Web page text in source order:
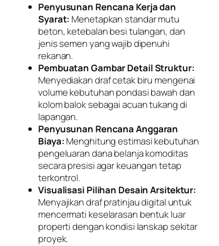
Penyusunan Rencana Kerja dan
Syarat: Menetapkan standar mutu
beton, ketebalan besi tulangan, dan
jenis semen yang wajib dipenuhi
rekanan.
Pembuatan Gambar Detail Struktur:
Menyediakan draf cetak biru mengenai
volume kebutuhan pondasi bawah dan
kolom balok sebagai acuan tukang di
lapangan.
Penyusunan Rencana Anggaran
Biaya:Menghitung estimasi kebutuhan
pengeluaran dana belanja komoditas
secara presisi agar keuangan tetap
terkontrol.
Visualisasi Pilihan Desain Arsitektur:
Menyajikan draf pratinjau digital untuk
mencermati keselarasan bentuk luar
properti dengan kondisi lanskap sekitar
proyek.